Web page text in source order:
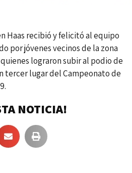
Haas recibió y felicitó al equipo
por jóvenes vecinos de la zona
lograron subir al podio de
tercer lugar del Campeonato de
NOTICIA!